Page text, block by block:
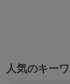
人気のキー